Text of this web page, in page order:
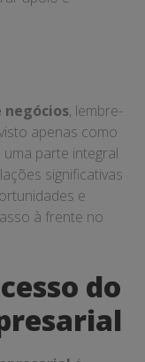
negócios, lembre-
apenas como
parte integral
significativas
e
à frente no
do